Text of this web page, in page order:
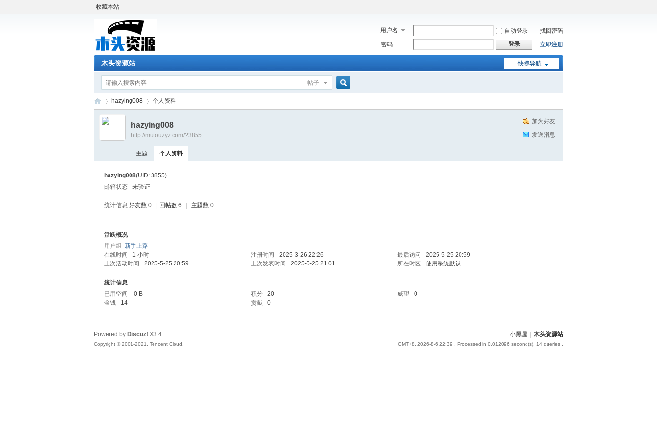
收藏本站
用户名 自动登录
找回密码
密码
登录 立即注册
快捷导航
木头资源站
帖子
资
›
hazying008 个人资料
加为好友
发送消息
hazying008
http://mutouzyz.com/?3855
主题 个人资料
hazying008(UID: 3855)
邮箱状态
未验证
统计信息 好友数 0 回帖数 6 主题数 0
活跃概况
用户组 新手上路
在线时间
1 小时 注册时间 2025-3-26 22:26 最后访问
2025-5-25 20:59
上次活动时间
2025-5-25 20:59 上次发表时间 2025-5-25 21:01 所在时区 使用系统默认
统计信息
已用空间
0 B 积分 20 威望
0
金钱
14 贡献 0
小黑屋 木头资源站
GMT+8, 2026-8-6 22:39 , Processed in 0.012096 second(s), 14 queries .
Powered by Discuz! X3.4
Copyright © 2001-2021, Tencent Cloud.